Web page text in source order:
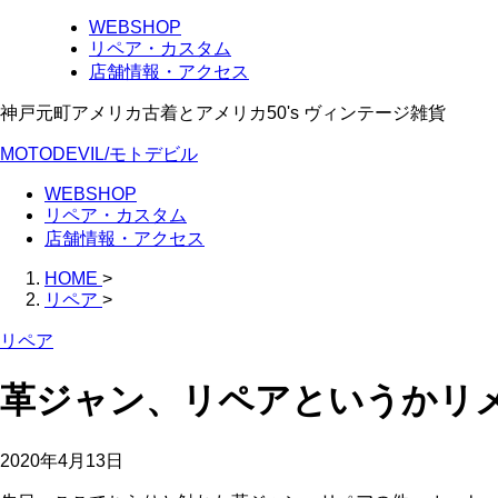
WEBSHOP
リペア・カスタム
店舗情報・アクセス
神戸元町アメリカ古着とアメリカ50's ヴィンテージ雑貨
MOTODEVIL/モトデビル
WEBSHOP
リペア・カスタム
店舗情報・アクセス
HOME >
リペア >
リペア
革ジャン、リペアというかリ
2020年4月13日